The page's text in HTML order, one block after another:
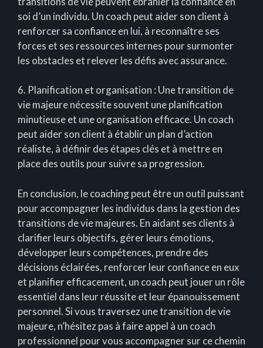
soi d’un individu. Un coach peut aider son client à
renforcer sa confiance en lui, à reconnaître ses
forces et ses ressources internes pour surmonter
les obstacles et relever les défis avec assurance.
6. Planification et organisation : Une transition de
vie majeure nécessite souvent une planification
minutieuse et une organisation efficace. Un coach
peut aider son client à établir un plan d’action
réaliste, à définir des étapes clés et à mettre en
place des outils pour suivre sa progression.
En conclusion, le coaching peut être un outil puissant
pour accompagner les individus dans la gestion des
transitions de vie majeures. En aidant ses clients à
clarifier leurs objectifs, gérer leurs émotions,
développer leurs compétences, prendre des
décisions éclairées, renforcer leur confiance en eux
et planifier efficacement, un coach peut jouer un rôle
essentiel dans leur réussite et leur épanouissement
personnel. Si vous traversez une transition de vie
majeure, n’hésitez pas à faire appel à un coach
professionnel pour vous accompagner sur ce chemin